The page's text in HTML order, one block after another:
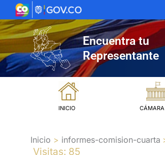
al
contenido
Encuentra tu
Representante
INICIO CÁMARA
Inicio informes-comision-cuarta
Visitas: 85